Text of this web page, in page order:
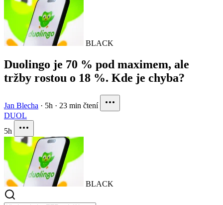
BLACK
Duolingo je 70 % pod maximem, ale
tržby rostou o 18 %. Kde je chyba?
Jan Blecha · 5h · 23 min čtení
DUOL
5h
BLACK